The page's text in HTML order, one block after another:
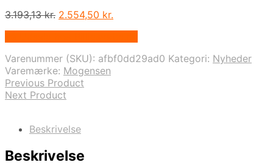
3.193,13kr. Den
3.193,13 kr..
2.554,50 kr.
2.554,50 kr..
Varenummer (SKU): afbf0dd29ad0 Kategori: Nyheder
Varemærke: Mogensen
Previous Product
Next Product
Beskrivelse
Beskrivelse